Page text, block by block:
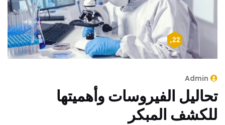
أبريل 22, 2024
Admin
تحاليل الفيروسات وأهميتها
للكشف المبكر